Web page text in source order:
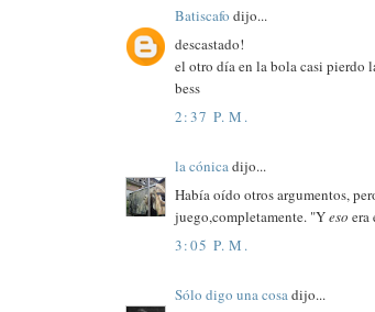
Batiscafo dijo...
descastado!
el otro día en la bola casi pierdo
bess
2:37 P. M.
la cónicadijo...
Había oído otros argumentos,
juego,completamente. "Yeso era
3:05 P. M.
Sólo digo una cosadijo...